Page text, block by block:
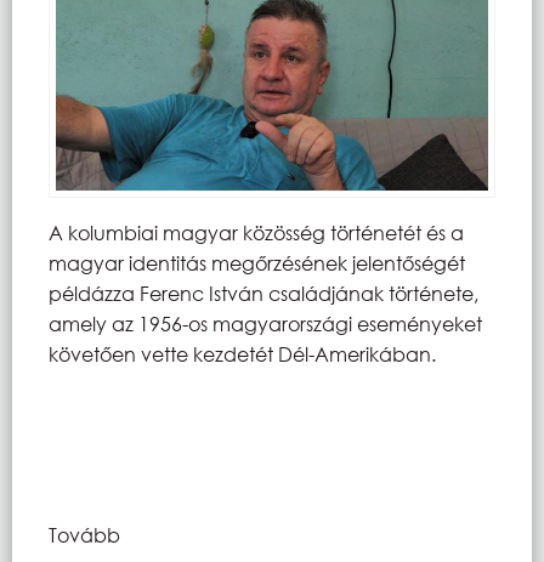
A kolumbiai magyar közösség történetét és a
magyar identitás megőrzésének jelentőségét
példázza Ferenc István családjának története,
amely az 1956-os magyarországi eseményeket
követően vette kezdetét Dél-Amerikában.
Tovább